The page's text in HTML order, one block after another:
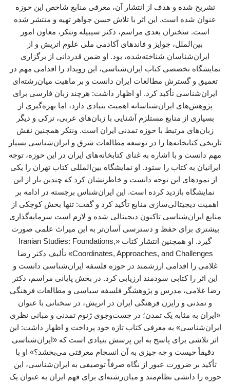
تشریح شده و هدف از انتشار آن، معرفی منابع شاخص این حوزه
عنوان شده است. این اثر با تلاش حسن جواهر تهیه و منتشر شده
است. سخنران بعدی مراسم، دکتر سیبیله ونتکر، معاون امور
بین‌الملل، جوایز و فاندهای آکادمی ملی علوم اتریش و از
ایران‌شناسان شناخته‌شده، بود. او ضمن قدردانی از برگزاری
نمایشگاه تخصصی کتاب ایران‌شناسی، این رویداد را اقدامی مهم در
تعمیق و گسترش مطالعات ایران دانست و بر ماهیت میان‌رشته‌ای
ایران‌شناسی تأکید کرد. او اظهار داشت: هرچند زبان فارسی برای
پژوهش‌های ایران‌شناسانه اهمیت بنیادی دارد، اما بهره‌گیری از
بسیاری از منابع مستلزم آشنایی با زبان‌های عربی، ترکی و دیگر
زبان‌های مرتبط با حوزه تمدنی ایران است. ونتکر همچنین نقش
تاریخی کتابخانه‌ها را در توسعه مطالعات شرق و ایران‌شناسی بسیار
مهم دانست و با اشاره به غنای کتابخانه‌های ایران در این حوزه، توجه
ایرانیان به کتاب را ستود. او نمایشگاه بین‌المللی کتاب تهران را یکی
از نمودهای این توجه دانست و خاطرنشان کرد که چندین بار از این
نمایشگاه بازدید کرده است. این ایران‌شناس برجسته در ادامه بر
اهمیت دیجیتالی‌سازی منابع تأکید کرد و گفت: تنها بخش کوچکی از
منابع ایران‌شناسی تاکنون دیجیتالی شده و لازم است سرمایه‌گذاری
بیشتری برای حفظ و دسترسی آسان‌تر به این میراث علمی صورت
گیرد. او همچنین انتشار کتاب «Iranian Studies: Foundations,
Coordinates, Approaches, and Challenges» تألیف دکتر رضا
غلامی را اقدامی ارزشمند در حوزه فلسفه ایران‌شناسی دانست و
این اثر را کتابی سودمند ارزیابی کرد. در بخش پایانی مراسم، دکتر
رضا غلامی، مدرس و پژوهشگر فلسفه سیاسی و مطالعات فرهنگی
و تمدنی و رایزن فرهنگی ایران در اتریش، در سخنانی با عنوان
«ایران به مثابه یک تمدن؛ در جست‌وجوی ژنوم تمدنی و مبانی نظری
ایران‌شناسی» به معرفی کتاب تازه خود پرداخت و اظهار داشت: این
اثر تلاشی برای پاسخ به این پرسش بنیادی است که «ایران‌شناسی
دقیقاً چیست و چه چیزی به آن انسجام معرفتی می‌بخشد؟» او با
تأکید بر ضرورت عبور از نگاه صرفاً توصیفی به ایران‌شناسی، این
حوزه را دانشی نظام‌مند و میان‌رشته‌ای برای فهم ایران به عنوان یک